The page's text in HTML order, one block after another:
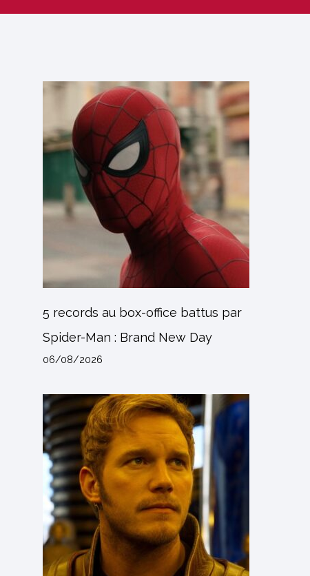
5 records au box-office battus par
Spider-Man : Brand New Day
06/08/2026